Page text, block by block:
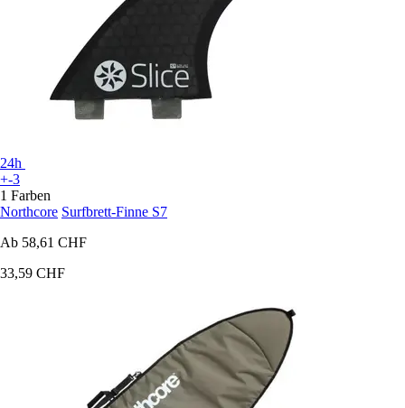
24h
+-3
1 Farben
Northcore Surfbrett-Finne S7
Ab 58,61 CHF
33,59 CHF